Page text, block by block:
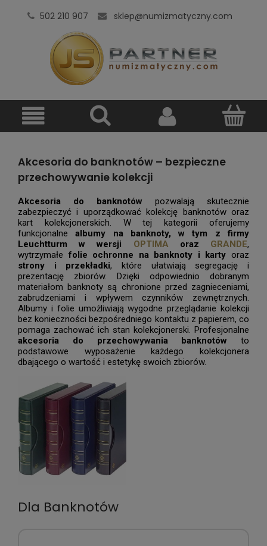
502 210 907 sklep@numizmatyczny.com
Akcesoria do banknotów – bezpieczne
przechowywanie kolekcji
Akcesoria do banknotów pozwalają skutecznie
zabezpieczyć i uporządkować kolekcję banknotów oraz
kart kolekcjonerskich. W tej kategorii oferujemy
funkcjonalnealbumy na banknoty, w tym z firmy
Leuchtturm w wersji OPTIMAoraz GRANDE,
wytrzymałefolie ochronne na banknoty i karty oraz
strony i przekładki, które ułatwiają segregację i
prezentację zbiorów. Dzięki odpowiednio dobranym
materiałom banknoty są chronione przed zagnieceniami,
zabrudzeniami i wpływem czynników zewnętrznych.
Albumy i folie umożliwiają wygodne przeglądanie kolekcji
bez konieczności bezpośredniego kontaktu z papierem, co
pomaga zachować ich stan kolekcjonerski. Profesjonalne
akcesoria do przechowywania banknotów to
podstawowe wyposażenie każdego kolekcjonera
dbającego o wartość i estetykę swoich zbiorów.
Dla Banknotów